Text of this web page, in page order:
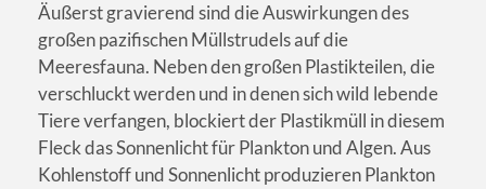
Äußerst gravierend sind die Auswirkungen des
großen pazifischen Müllstrudels auf die
Meeresfauna. Neben den großen Plastikteilen, die
verschluckt werden und in denen sich wild lebende
Tiere verfangen, blockiert der Plastikmüll in diesem
Fleck das Sonnenlicht für Plankton und Algen. Aus
Kohlenstoff und Sonnenlicht produzieren Plankton